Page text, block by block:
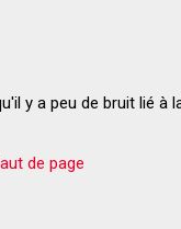
y a peu de bruit lié à
de page